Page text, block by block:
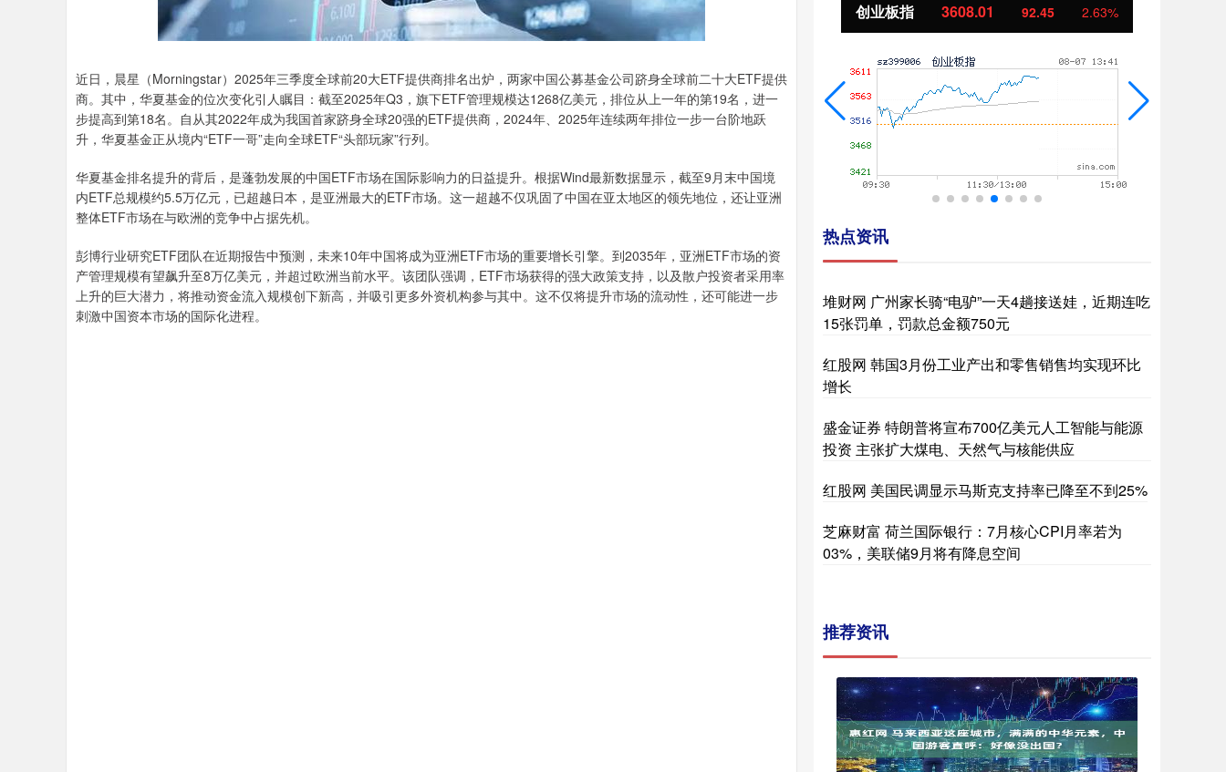
近日，晨星（Morningstar）2025年三季度全球前20大ETF提供商排名出炉，两家中国公募基金公司跻身全球前二十大ETF提供
商。其中，华夏基金的位次变化引人瞩目：截至2025年Q3，旗下ETF管理规模达1268亿美元，排位从上一年的第19名，进一
步提高到第18名。自从其2022年成为我国首家跻身全球20强的ETF提供商，2024年、2025年连续两年排位一步一台阶地跃
升，华夏基金正从境内“ETF一哥”走向全球ETF“头部玩家”行列。
华夏基金排名提升的背后，是蓬勃发展的中国ETF市场在国际影响力的日益提升。根据Wind最新数据显示，截至9月末中国境
内ETF总规模约5.5万亿元，已超越日本，是亚洲最大的ETF市场。这一超越不仅巩固了中国在亚太地区的领先地位，还让亚洲
整体ETF市场在与欧洲的竞争中占据先机。
彭博行业研究ETF团队在近期报告中预测，未来10年中国将成为亚洲ETF市场的重要增长引擎。到2035年，亚洲ETF市场的资
产管理规模有望飙升至8万亿美元，并超过欧洲当前水平。该团队强调，ETF市场获得的强大政策支持，以及散户投资者采用率
上升的巨大潜力，将推动资金流入规模创下新高，并吸引更多外资机构参与其中。这不仅将提升市场的流动性，还可能进一步
刺激中国资本市场的国际化进程。
沪深300 4703.83 52.52 1.13% 北证50 1133.16 10.29 创业板指 3608.01 92.45 2.63%
热点资讯
堆财网 广州家长骑“电驴”一天4趟接送娃，近期连吃
15张罚单，罚款总金额750元
红股网 韩国3月份工业产出和零售销售均实现环比
增长
盛金证券 特朗普将宣布700亿美元人工智能与能源
投资 主张扩大煤电、天然气与核能供应
红股网 美国民调显示马斯克支持率已降至不到25%
芝麻财富 荷兰国际银行：7月核心CPI月率若为
03%，美联储9月将有降息空间
推荐资讯